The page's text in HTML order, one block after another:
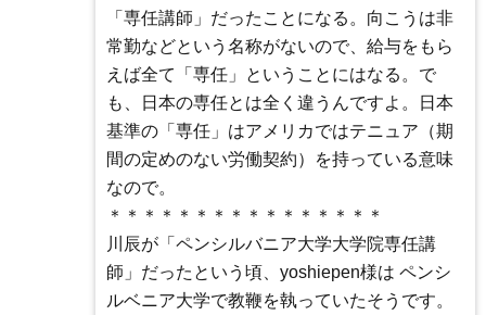
「専任講師」だったことになる。向こうは非
常勤などという名称がないので、給与をもら
えば全て「専任」ということにはなる。で
も、日本の専任とは全く違うんですよ。日本
基準の「専任」はアメリカではテニュア（期
間の定めのない労働契約）を持っている意味
なので。
＊＊＊＊＊＊＊＊＊＊＊＊＊＊＊＊
川辰が「ペンシルバニア大学大学院専任講
師」だったという頃、yoshiepen様は ペンシ
ルベニア大学で教鞭を執っていたそうです。